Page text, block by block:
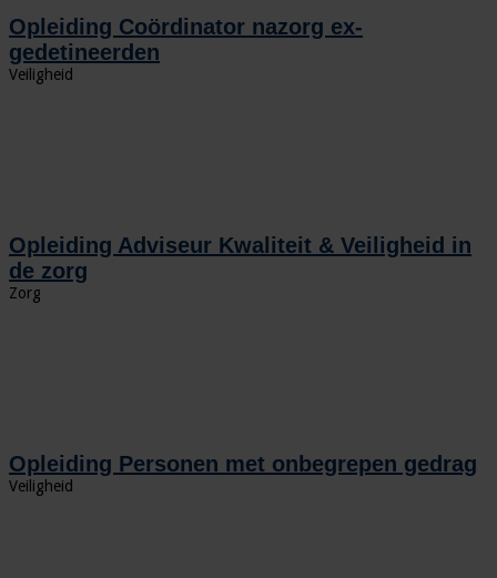
Opleiding Coördinator nazorg ex-
gedetineerden
Veiligheid
Opleiding Adviseur Kwaliteit & Veiligheid in
de zorg
Zorg
Opleiding Personen met onbegrepen gedrag
Veiligheid